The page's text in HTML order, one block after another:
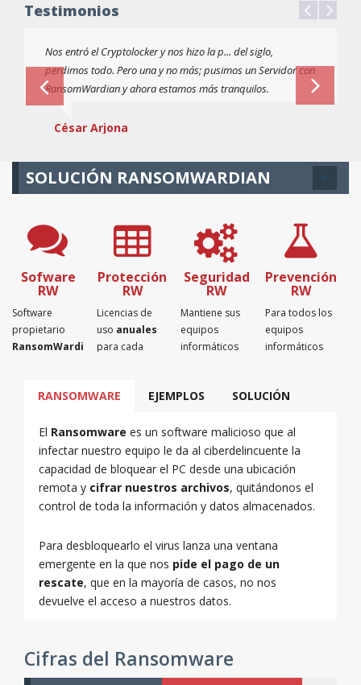
Testimonios
Nos entró el Cryptolocker y nos hizo la p... del siglo,
perdimos todo. Pero una y no más; pusimos un Servidor con
RansomWardian y ahora estamos más tranquilos.
César Arjona
SOLUCIÓN RANSOMWARDIAN
Sofware
RW
Software
propietario
RansomWardian
ordenadores
ransomware.
Protección
RW
Licencias de
uso anuales
para cada
proteger del
Seguridad
RW
Mantiene sus
equipos
informáticos
alcance del
Prevención
RW
Para todos los
equipos
informáticos
Windows
RANSOMWARE EJEMPLOS SOLUCIÓN
El Ransomware es un software malicioso que al
infectar nuestro equipo le da al ciberdelincuente la
capacidad de bloquear el PC desde una ubicación
remota y cifrar nuestros archivos, quitándonos el
control de toda la información y datos almacenados.
Para desbloquearlo el virus lanza una ventana
emergente en la que nos pide el pago de un
rescate, que en la mayoría de casos, no nos
devuelve el acceso a nuestros datos.
Cifras del Ransomware